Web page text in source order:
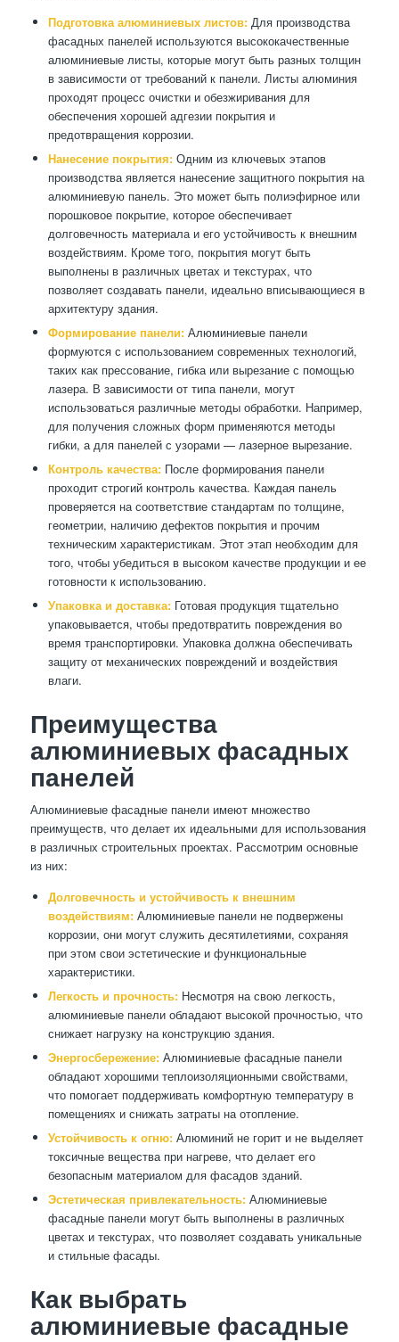
Подготовка алюминиевых листов:Для производства
фасадных панелей используются высококачественные
алюминиевые листы, которые могут быть разных толщин
в зависимости от требований к панели. Листы алюминия
проходят процесс очистки и обезжиривания для
обеспечения хорошей адгезии покрытия и
предотвращения коррозии.
Нанесение покрытия:Одним из ключевых этапов
производства является нанесение защитного покрытия на
алюминиевую панель. Это может быть полиэфирное или
порошковое покрытие, которое обеспечивает
долговечность материала и его устойчивость к внешним
воздействиям. Кроме того, покрытия могут быть
выполнены в различных цветах и текстурах, что
позволяет создавать панели, идеально вписывающиеся в
архитектуру здания.
Формирование панели:Алюминиевые панели
формуются с использованием современных технологий,
таких как прессование, гибка или вырезание с помощью
лазера. В зависимости от типа панели, могут
использоваться различные методы обработки. Например,
для получения сложных форм применяются методы
гибки, а для панелей с узорами — лазерное вырезание.
Контроль качества:После формирования панели
проходит строгий контроль качества. Каждая панель
проверяется на соответствие стандартам по толщине,
геометрии, наличию дефектов покрытия и прочим
техническим характеристикам. Этот этап необходим для
того, чтобы убедиться в высоком качестве продукции и ее
готовности к использованию.
Упаковка и доставка:Готовая продукция тщательно
упаковывается, чтобы предотвратить повреждения во
время транспортировки. Упаковка должна обеспечивать
защиту от механических повреждений и воздействия
влаги.
Преимущества
алюминиевых фасадных
панелей
Алюминиевые фасадные панели имеют множество
преимуществ, что делает их идеальными для использования
в различных строительных проектах. Рассмотрим основные
из них:
Долговечность и устойчивость к внешним
воздействиям:Алюминиевые панели не подвержены
коррозии, они могут служить десятилетиями, сохраняя
при этом свои эстетические и функциональные
характеристики.
Легкость и прочность:Несмотря на свою легкость,
алюминиевые панели обладают высокой прочностью, что
снижает нагрузку на конструкцию здания.
Энергосбережение:Алюминиевые фасадные панели
обладают хорошими теплоизоляционными свойствами,
что помогает поддерживать комфортную температуру в
помещениях и снижать затраты на отопление.
Устойчивость к огню:Алюминий не горит и не выделяет
токсичные вещества при нагреве, что делает его
безопасным материалом для фасадов зданий.
Эстетическая привлекательность:Алюминиевые
фасадные панели могут быть выполнены в различных
цветах и текстурах, что позволяет создавать уникальные
и стильные фасады.
Как выбрать
алюминиевые фасадные